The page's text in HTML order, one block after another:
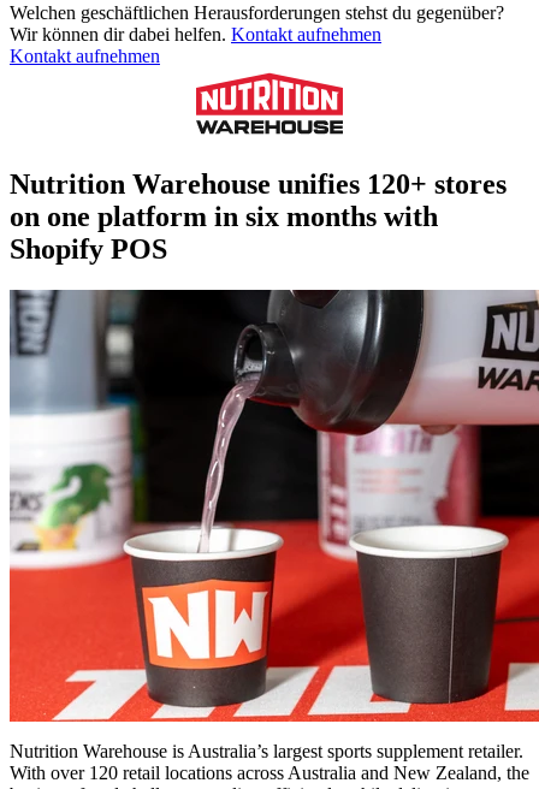
Welchen geschäftlichen Herausforderungen stehst du gegenüber?
Wir können dir dabei helfen. Kontakt aufnehmen
Kontakt aufnehmen
Nutrition Warehouse unifies 120+ stores
on one platform in six months with
Shopify POS
Nutrition Warehouse is Australia’s largest sports supplement retailer.
With over 120 retail locations across Australia and New Zealand, the